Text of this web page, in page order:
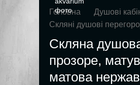
Головна Душові
Скляні душові
Скляна
прозоре,
матова